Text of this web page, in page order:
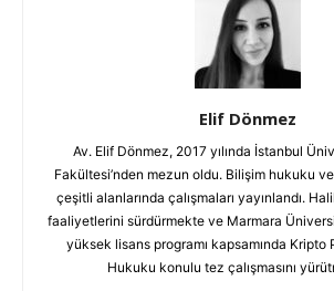
Elif Dönmez
Av. Elif Dönmez, 2017 yılında İstanbul
Fakültesi’nden mezun oldu. Bilişim hukuku
çeşitli alanlarında çalışmaları yayınlandı.
faaliyetlerini sürdürmekte ve Marmara
yüksek lisans programı kapsamında Kripto
Hukuku konulu tez çalışmasını